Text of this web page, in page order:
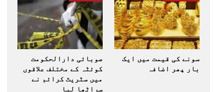
سونے کی قیمت میں ایک
بار پھر اضافہ
صوبائی دارالحکومت
کوئٹہ کے مختلف علاقوں
میں سٹریٹ کرائم نے
سراٹھا لیا